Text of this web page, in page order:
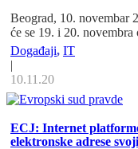
Beograd, 10. novembar
će se 19. i 20.
Događaji, IT
|
10.11.20
ECJ: Internet
elektronske adrese